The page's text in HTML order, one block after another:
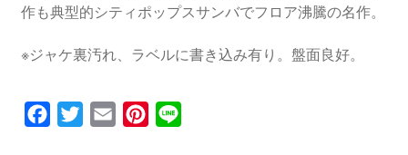
作も典型的シティポップスサンバでフロア沸騰の名作。
※ジャケ裏汚れ、ラベルに書き込み有り。盤面良好。